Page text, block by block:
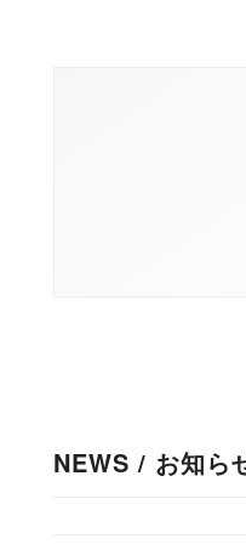
NEWS / お知ら